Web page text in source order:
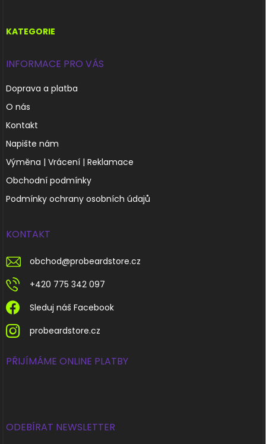
KATEGORIE
INFORMACE PRO VÁS
Doprava a platba
O nás
Kontakt
Napište nám
Výměna | Vrácení | Reklamace
Obchodní podmínky
Podmínky ochrany osobních údajů
KONTAKT
obchod@probeardstore.cz
+420 775 342 097
Sleduj náš Facebook
probeardstore.cz
PŘIJÍMÁME ONLINE PLATBY
ODEBÍRAT NEWSLETTER